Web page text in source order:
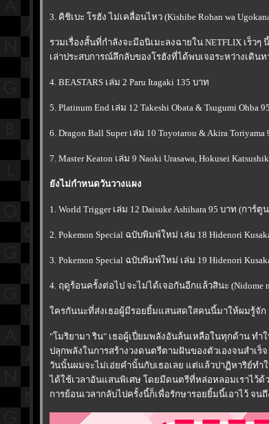
3. คิชิเบะ โรฮัง ไม่เคลื่อนไหว (Kishibe Rohan wa
รวมเรื่องสั้นที่กำลังจะมีอนิเมะลงฉายใน NETFLIX เร็วๆ
เล่าประสบการณ์ลึกลับของโรฮังที่ได้พบเจอระหว่างเดิน
4. BEASTARS เล่ม 2 Paru Itagaki 135 บาท
5. Platinum End เล่ม 12 Takeshi Obata & Tsugumi Ohba
6. Dragon Ball Super เล่ม 10 Toyotarou & Akira Toriyama
7. Master Keaton เล่ม 9 Naoki Urasawa, Hokusei
ังไม่กำหนดวันวางแผง
1. World Trigger เล่ม 12 Daisuke Ashihara 95 บาท (การ์ตู
2. Pokemon Special ฉบับพิมพ์ใหม่ เล่ม 18 Hidenori
3. Pokemon Special ฉบับพิมพ์ใหม่ เล่ม 19 Hidenori
4. ฤดูร้อนครั้งต่อไป จะไม่ได้เจอกันอีกแล้วสินะ (Nidome
ครกันนะที่ส่งเธอผู้มีรอยยิ้มแสนสดใสคนนี้มาให้ผมรู้จัก
"โมริยามา ริน" เธอผู้เปี่ยมพลังอันล้นเหลือในทุกด้าน ท
ปลุกพลังในการสร้างวงดนตรีตามฝันของตัวเองจนสำเร็
วันนั้นผมจะไม่เอ่ยคำนั้นกับเธอเลย แต่แล้วปาฏิหาริย์ทำ
ได้ใช้เวลาอันแสนพิเศษ โดยมีดนตรีที่หล่อหลอมเราไว้
การย้อนเวลากลับไปครั้งนี้ก็เพื่อรักษารอยยิ้มนี้เอาไว้ จน